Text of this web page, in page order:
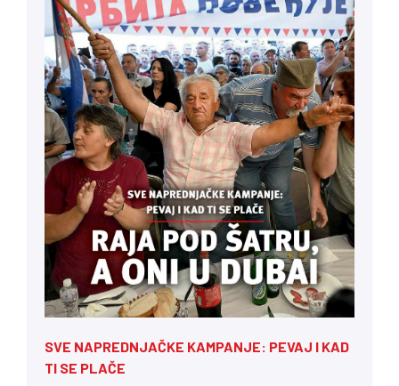
SVE NAPREDNJAČKE KAMPANJE: PEVAJ I KAD
TI SE PLAČE